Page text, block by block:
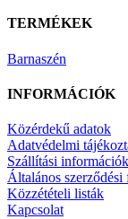
TERMÉKEK
Barnaszén
INFORMÁCIÓK
Közérdekű adatok
Adatvédelmi
Szállítási információk
Általános szerződési
Közzétételi listák
Kapcsolat